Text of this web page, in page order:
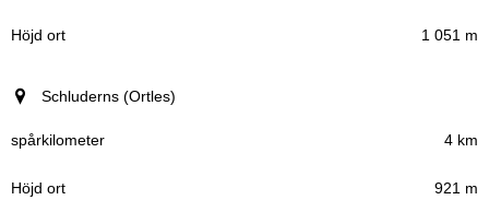
1 051 m
Schluderns (Ortles)
4 km
921 m